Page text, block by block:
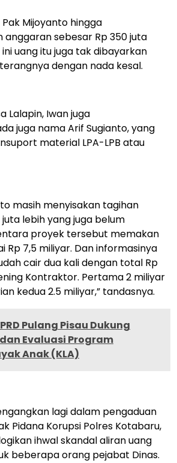
Mijoyanto hingga
sebesar Rp 350 juta
uang itu juga tak dibayarkan
dengan nada kesal.
Lalapin, Iwan juga
juga nama Arif Sugianto, yang
material LPA-LPB atau
masih menyisakan tagihan
lebih yang juga belum
proyek tersebut memakan
Rp 7,5 miliyar. Dan informasinya
cair dua kali dengan total Rp
Kontraktor. Pertama 2 miliyar
kedua 2.5 miliyar,” tandasnya.
Pulang Pisau Dukung
Evaluasi Program
Anak (KLA)
lagi dalam pengaduan
Pidana Korupsi Polres Kotabaru,
ihwal skandal aliran uang
beberapa orang pejabat Dinas.